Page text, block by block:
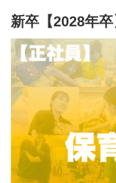
働く人たちの「できる
ています。
そんな想いを抱える方
可能性を一緒につくっ
あなたの「できる」が
しています。
⇩会社説明会ご希望の
https://handh-reha-
新卒【2028年